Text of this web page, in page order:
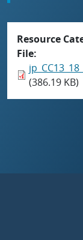
Resource
File
(386.19 KB)